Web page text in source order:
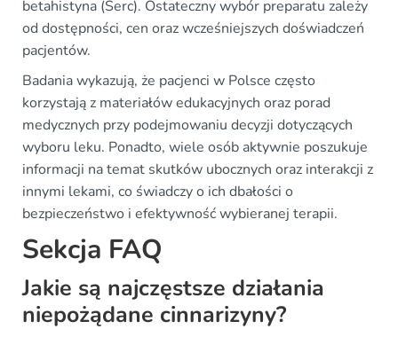
betahistyna (Serc). Ostateczny wybór preparatu zależy
od dostępności, cen oraz wcześniejszych doświadczeń
pacjentów.
Badania wykazują, że pacjenci w Polsce często
korzystają z materiałów edukacyjnych oraz porad
medycznych przy podejmowaniu decyzji dotyczących
wyboru leku. Ponadto, wiele osób aktywnie poszukuje
informacji na temat skutków ubocznych oraz interakcji z
innymi lekami, co świadczy o ich dbałości o
bezpieczeństwo i efektywność wybieranej terapii.
Sekcja FAQ
Jakie są najczęstsze działania
niepożądane cinnarizyny?